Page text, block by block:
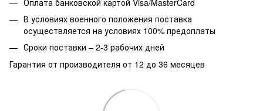
В условиях военного положения поставка
осуществляется на условиях 100% предоплаты
Сроки поставки – 2-3 рабочих дней
Гарантия от производителя от 12 до 36 месяцев